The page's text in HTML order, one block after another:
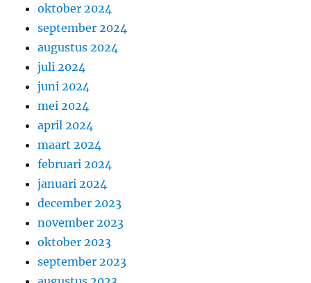
oktober 2024
september 2024
augustus 2024
juli 2024
juni 2024
mei 2024
april 2024
maart 2024
februari 2024
januari 2024
december 2023
november 2023
oktober 2023
september 2023